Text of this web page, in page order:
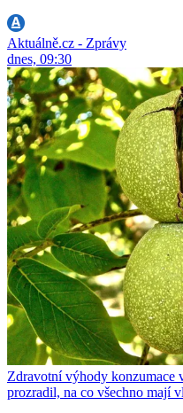
Aktuálně.cz - Zprávy
dnes, 09:30
Zdravotní výhody konzumace
prozradil, na co všechno mají